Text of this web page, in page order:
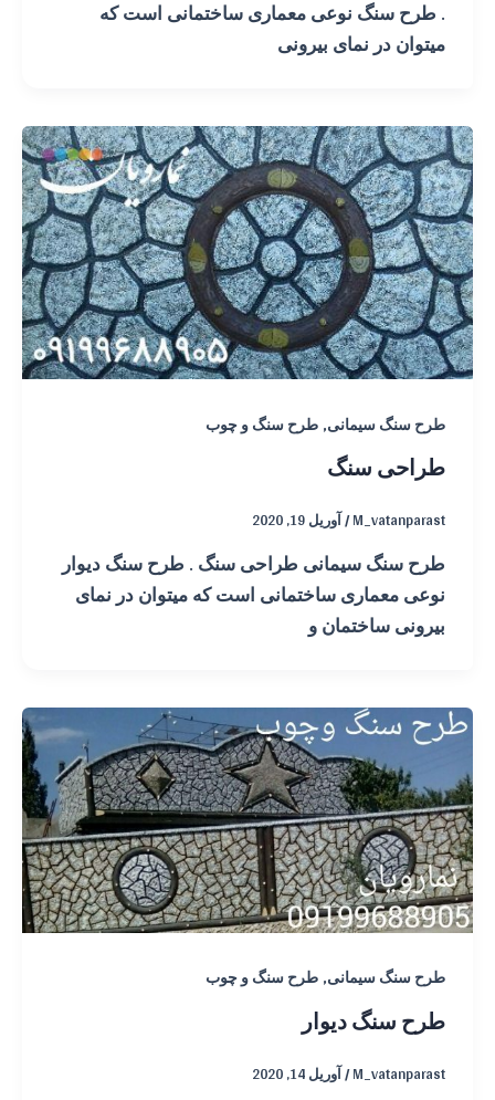
. طرح سنگ نوعی معماری ساختمانی است که
میتوان در نمای بیرونی
طرح سنگ سیمانی,طرح سنگ و چوب
طراحی سنگ
M_vatanparast
/آوریل 19, 2020
طرح سنگ سیمانی طراحی سنگ . طرح سنگ دیوار
نوعی معماری ساختمانی است که میتوان در نمای
بیرونی ساختمان و
طرح سنگ سیمانی,طرح سنگ و چوب
طرح سنگ دیوار
M_vatanparast
/آوریل 14, 2020